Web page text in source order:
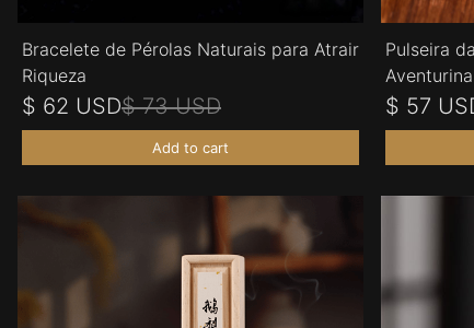
Bracelete de Pérolas Naturais para Atrair
Riqueza
$ 62 USD$ 73 USD
Add to cart
Pulseira
$ 57